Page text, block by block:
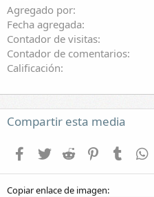
Agregado por
Fecha agregada
Contador de visitas
Contador de comentarios
Calificación
Compartir esta media
Facebook
Twitter Reddit PinterestTumblr
Copiar enlace de imagen